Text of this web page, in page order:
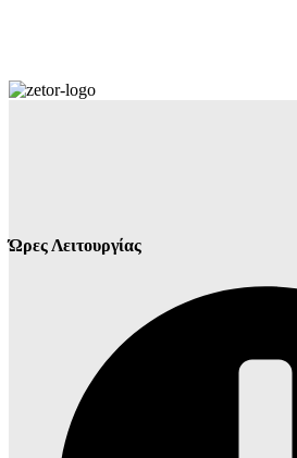
Ώρες Λειτουργίας